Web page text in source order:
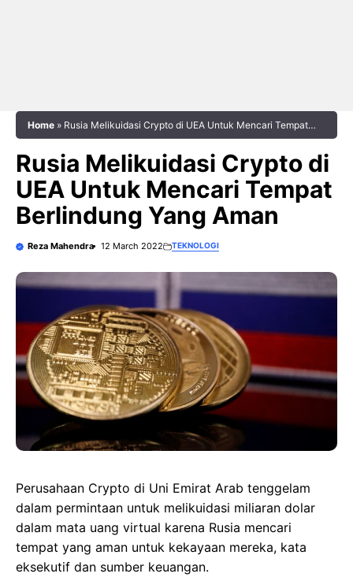
Home » Rusia Melikuidasi Crypto di UEA Untuk Mencari Tempat
Rusia Melikuidasi Crypto di
UEA Untuk Mencari Tempat
Berlindung Yang Aman
Reza Mahendra 12 March 2022 TEKNOLOGI
Perusahaan Crypto di Uni Emirat Arab tenggelam
dalam permintaan untuk melikuidasi miliaran dolar
dalam mata uang virtual karena Rusia mencari
tempat yang aman untuk kekayaan mereka, kata
eksekutif dan sumber keuangan.